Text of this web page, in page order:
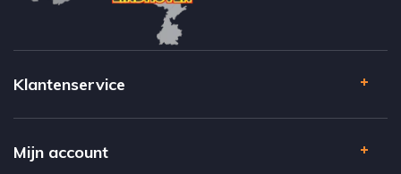
Klantenservice
Mijn account